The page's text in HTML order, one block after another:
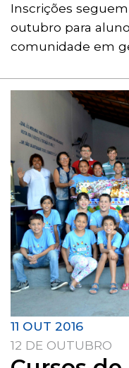
Inscrições
outubro para
comunidade em
11 OUT 2016
12 DE OUTUBRO